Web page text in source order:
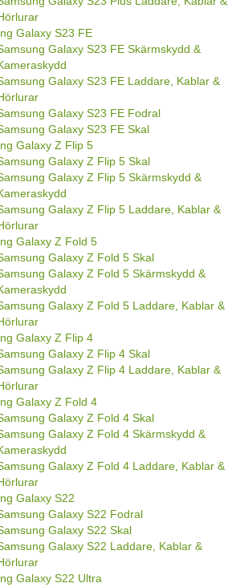
Galaxy S23 FE
Galaxy S23 FE Skärmskydd &
Galaxy S23 FE Laddare, Kablar &
Galaxy S23 FE Fodral
Galaxy S23 FE Skal
Galaxy Z Flip 5
Galaxy Z Flip 5 Skal
Galaxy Z Flip 5 Skärmskydd &
Galaxy Z Flip 5 Laddare, Kablar &
Galaxy Z Fold 5
Galaxy Z Fold 5 Skal
Galaxy Z Fold 5 Skärmskydd &
Galaxy Z Fold 5 Laddare, Kablar &
Galaxy Z Flip 4
Galaxy Z Flip 4 Skal
Galaxy Z Flip 4 Laddare, Kablar &
Galaxy Z Fold 4
Galaxy Z Fold 4 Skal
Galaxy Z Fold 4 Skärmskydd &
Galaxy Z Fold 4 Laddare, Kablar &
Galaxy S22
Galaxy S22 Fodral
Galaxy S22 Skal
Galaxy S22 Laddare, Kablar &
Galaxy S22 Ultra